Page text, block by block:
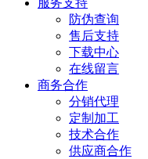
服务支持
防伪查询
售后支持
下载中心
在线留言
商务合作
分销代理
定制加工
技术合作
供应商合作